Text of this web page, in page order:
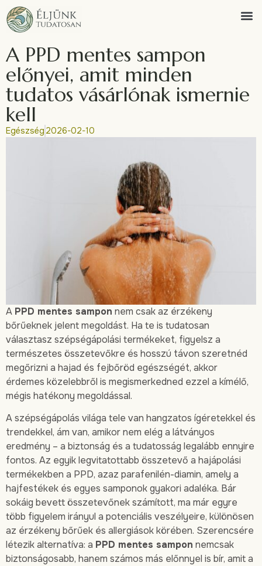
A PPD mentes sampon
előnyei, amit minden
tudatos vásárlónak ismernie
kell
Egészség 2026-02-10
A PPD mentes sampon nem csak az érzékeny
bőrűeknek jelent megoldást. Ha te is tudatosan
választasz szépségápolási termékeket, figyelsz a
természetes összetevőkre és hosszú távon szeretnéd
megőrizni a hajad és fejbőröd egészségét, akkor
érdemes közelebbről is megismerkedned ezzel a kímélő,
mégis hatékony megoldással.
A szépségápolás világa tele van hangzatos ígéretekkel és
trendekkel, ám van, amikor nem elég a látványos
eredmény – a biztonság és a tudatosság legalább ennyire
fontos. Az egyik legvitatottabb összetevő a hajápolási
termékekben a PPD, azaz parafenilén-diamin, amely a
hajfestékek és egyes samponok gyakori adaléka. Bár
sokáig bevett összetevőnek számított, ma már egyre
több figyelem irányul a potenciális veszélyeire, különösen
az érzékeny bőrűek és allergiások körében. Szerencsére
létezik alternatíva: a PPD mentes sampon nemcsak
biztonságosabb, hanem számos más előnnyel is bír, amit a